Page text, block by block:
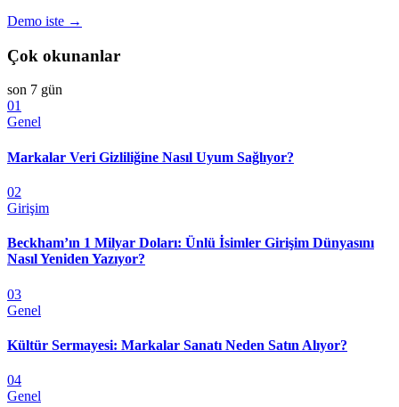
Demo iste →
Çok okunanlar
son 7 gün
01
Genel
Markalar Veri Gizliliğine Nasıl Uyum Sağlıyor?
02
Girişim
Beckham’ın 1 Milyar Doları: Ünlü İsimler Girişim Dünyasını
Nasıl Yeniden Yazıyor?
03
Genel
Kültür Sermayesi: Markalar Sanatı Neden Satın Alıyor?
04
Genel